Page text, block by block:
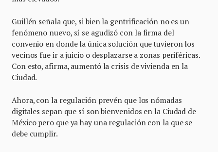
Guillén señala que, si bien la gentrificación no es un
fenómeno nuevo, sí se agudizó con la firma del
convenio en donde la única solución que tuvieron los
vecinos fue ir a juicio o desplazarse a zonas periféricas.
Con esto, afirma, aumentó la crisis de vivienda en la
Ciudad.
Ahora, con la regulación prevén que los nómadas
digitales sepan que sí son bienvenidos en la Ciudad de
México pero que ya hay una regulación con la que se
debe cumplir.